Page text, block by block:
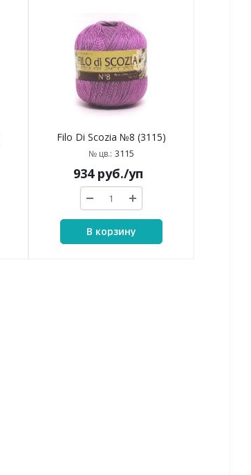
Filo Di Scozia №8 (3115)
№ цв.: 3115
934руб./уп
В корзину